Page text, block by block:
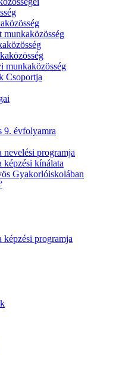
munkaközösség
munkaközösség
Csoportja
9. évfolyamra
programja
kínálata
Gyakorlóiskolában
programja